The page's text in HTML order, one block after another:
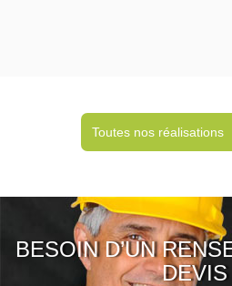
Toutes nos réalisations
BESOIN D’UN
DEVIS